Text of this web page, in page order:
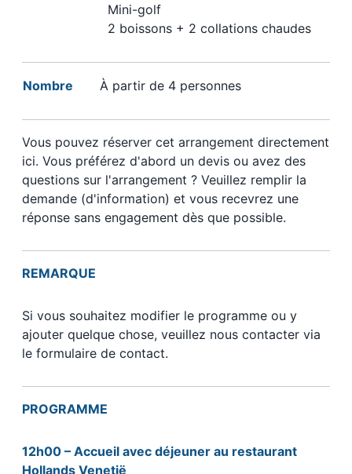
Mini-golf
2 boissons + 2 collations chaudes
Nombre À partir de 4 personnes
Vous pouvez réserver cet arrangement directement
ici. Vous préférez d'abord un devis ou avez des
questions sur l'arrangement ? Veuillez remplir la
demande (d'information) et vous recevrez une
réponse sans engagement dès que possible.
REMARQUE
Si vous souhaitez modifier le programme ou y
ajouter quelque chose, veuillez nous contacter via
le formulaire de contact.
PROGRAMME
12h00 – Accueil avec déjeuner au restaurant
Hollands Venetië